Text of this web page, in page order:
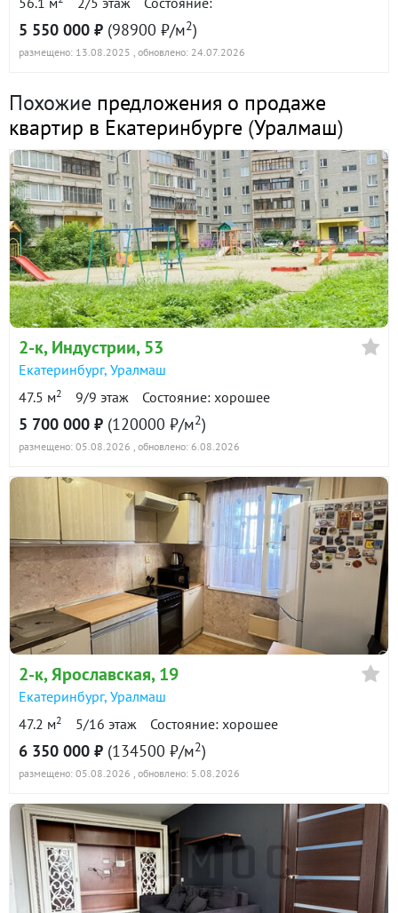
5 550 000 ₽ (98900 ₽/м2)
размещено: 13.08.2025 , обновлено: 24.07.2026
Похожие предложения о продаже
квартир в Екатеринбурге (Уралмаш)
2-к, Индустрии, 53
Екатеринбург, Уралмаш
47.5 м2 9/9 этаж Состояние: хорошее
5 700 000 ₽ (120000 ₽/м2)
размещено: 05.08.2026 , обновлено: 6.08.2026
2-к, Ярославская, 19
Екатеринбург, Уралмаш
47.2 м2 5/16 этаж Состояние: хорошее
6 350 000 ₽ (134500 ₽/м2)
размещено: 05.08.2026 , обновлено: 5.08.2026